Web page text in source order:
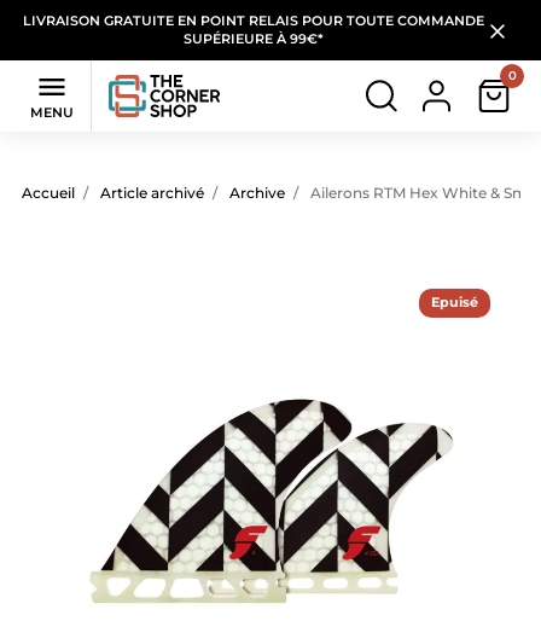
LIVRAISON GRATUITE EN POINT RELAIS POUR TOUTE COMMANDE
SUPÉRIEURE À 99€*

MENU
0
Accueil Article archivé Archive Ailerons RTM Hex White &
Epuisé